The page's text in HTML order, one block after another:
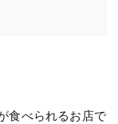
食べられるお店で